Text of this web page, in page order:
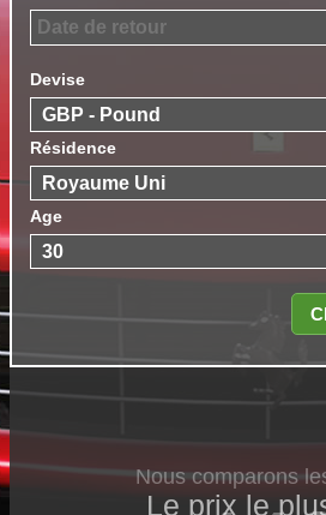
Devise
Résidence
Age
Nous comparons
Le prix le​